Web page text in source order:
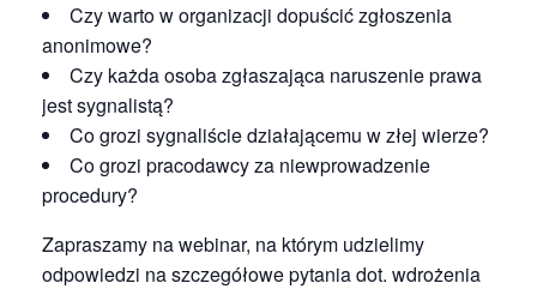
Czy warto w organizacji dopuścić zgłoszenia
anonimowe?
Czy każda osoba zgłaszająca naruszenie prawa
jest sygnalistą?
Co grozi sygnaliście działającemu w złej wierze?
Co grozi pracodawcy za niewprowadzenie
procedury?
Zapraszamy na webinar, na którym udzielimy
odpowiedzi na szczegółowe pytania dot. wdrożenia